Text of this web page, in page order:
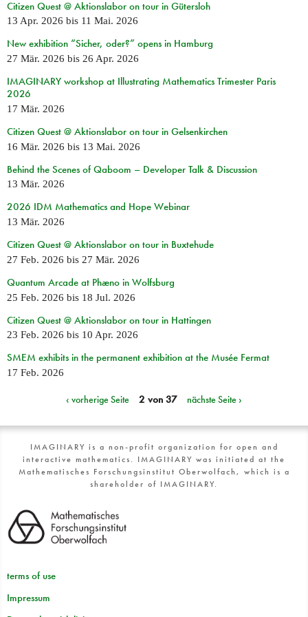
Citizen Quest @ Aktionslabor on tour in Gütersloh
13 Apr. 2026 bis 11 Mai. 2026
New exhibition “Sicher, oder?” opens in Hamburg
27 Mär. 2026 bis 26 Apr. 2026
IMAGINARY workshop at Illustrating Mathematics Trimester Paris
2026
17 Mär. 2026
Citizen Quest @ Aktionslabor on tour in Gelsenkirchen
16 Mär. 2026 bis 13 Mai. 2026
Behind the Scenes of Qaboom – Developer Talk & Discussion
13 Mär. 2026
2026 IDM Mathematics and Hope Webinar
13 Mär. 2026
Citizen Quest @ Aktionslabor on tour in Buxtehude
27 Feb. 2026 bis 27 Mär. 2026
Quantum Arcade at Phæno in Wolfsburg
25 Feb. 2026 bis 18 Jul. 2026
Citizen Quest @ Aktionslabor on tour in Hattingen
23 Feb. 2026 bis 10 Apr. 2026
SMEM exhibits in the permanent exhibition at the Musée Fermat
17 Feb. 2026
‹ vorherige Seite 2 von 37 nächste Seite ›
IMAGINARY is a non-profit organization for open and
interactive mathematics. IMAGINARY was initiated at the
Mathematisches Forschungsinstitut Oberwolfach, which is a
shareholder of IMAGINARY.
terms of use
Impressum